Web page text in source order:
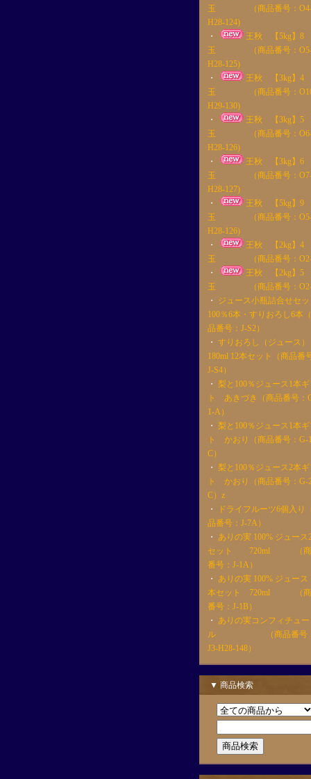
玉 （商品番号：
H28-124)
・
王秋 【5kg】8
玉 （商品番号：
H28-125)
・
王秋 【3kg】4
玉 （商品番号：
H29-130)
・
王秋 【3kg】5
玉 （商品番号：
H28-126)
・
王秋 【3kg】6
玉 （商品番号：
H28-127)
・
王秋 【5kg】9
玉 （商品番号：
H28-126)
・
王秋 【2kg】4
玉 （商品番号：O2-
・
王秋 【2kg】5
玉 （商品番号：O2-
・
ジュース小瓶詰合せセッ
100％6本・すりおろし6本
品番号：J-S2）
・ すりおろし（ジュース）
180ml 12本セット（商品番
J-S4）
・ 梨と100％ジュース1本ギ
ト あきづき（商品番号：
1-A）
・ 梨と100％ジュース1本ギ
ト かおり（商品番号：G-
C）
・ 梨と100％ジュース2本ギ
ト かおり（商品番号：G-
C）z
・
ドライフルーツ6個入り
品番号：J-7A）
・ ありの実 100% ジュース
セット 720ml （商
番号：J-1A）
・ ありの実 100% ジュー
本セット 720ml （商
番号：J-1B）
・ ありの実コンフィチュー
ル （商品番号
J3-H28-148）
▼ 商品検索